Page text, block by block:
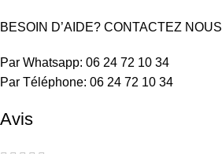
BESOIN D’AIDE? CONTACTEZ NOUS
Par Whatsapp: 06 24 72 10 34
Par Téléphone: 06 24 72 10 34
Avis